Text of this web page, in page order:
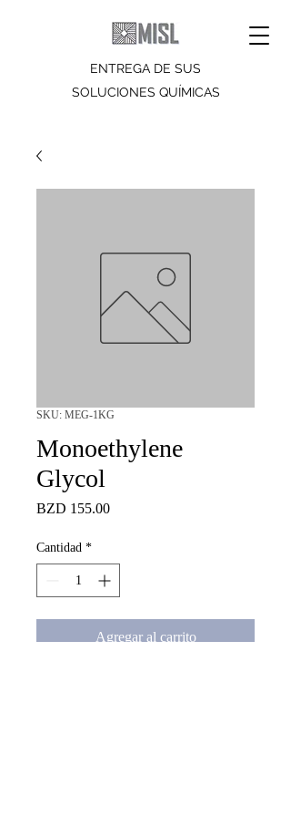
ENTREGA DE SUS
SOLUCIONES QUÍMICAS
SKU: MEG-1KG
Monoethylene
Glycol
BZD 155.00Precio
Cantidad *
Agregar al carrito